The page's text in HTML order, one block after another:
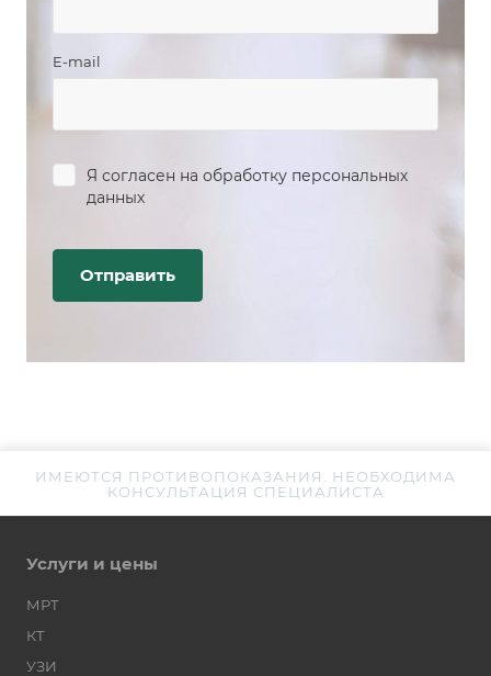
E-mail
Я согласен на обработку персональных
данных
ИМЕЮТСЯ ПРОТИВОПОКАЗАНИЯ. НЕОБХОДИМА
КОНСУЛЬТАЦИЯ СПЕЦИАЛИСТА
Услуги и цены
МРТ
КТ
УЗИ